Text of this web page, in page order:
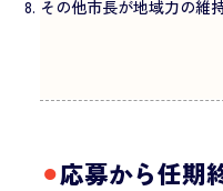
その他市長が地域力の維
⚫︎応募から任期